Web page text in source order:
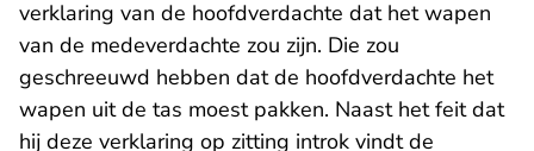
verklaring van de hoofdverdachte dat het wapen
van de medeverdachte zou zijn. Die zou
geschreeuwd hebben dat de hoofdverdachte het
wapen uit de tas moest pakken. Naast het feit dat
hij deze verklaring op zitting introk vindt de